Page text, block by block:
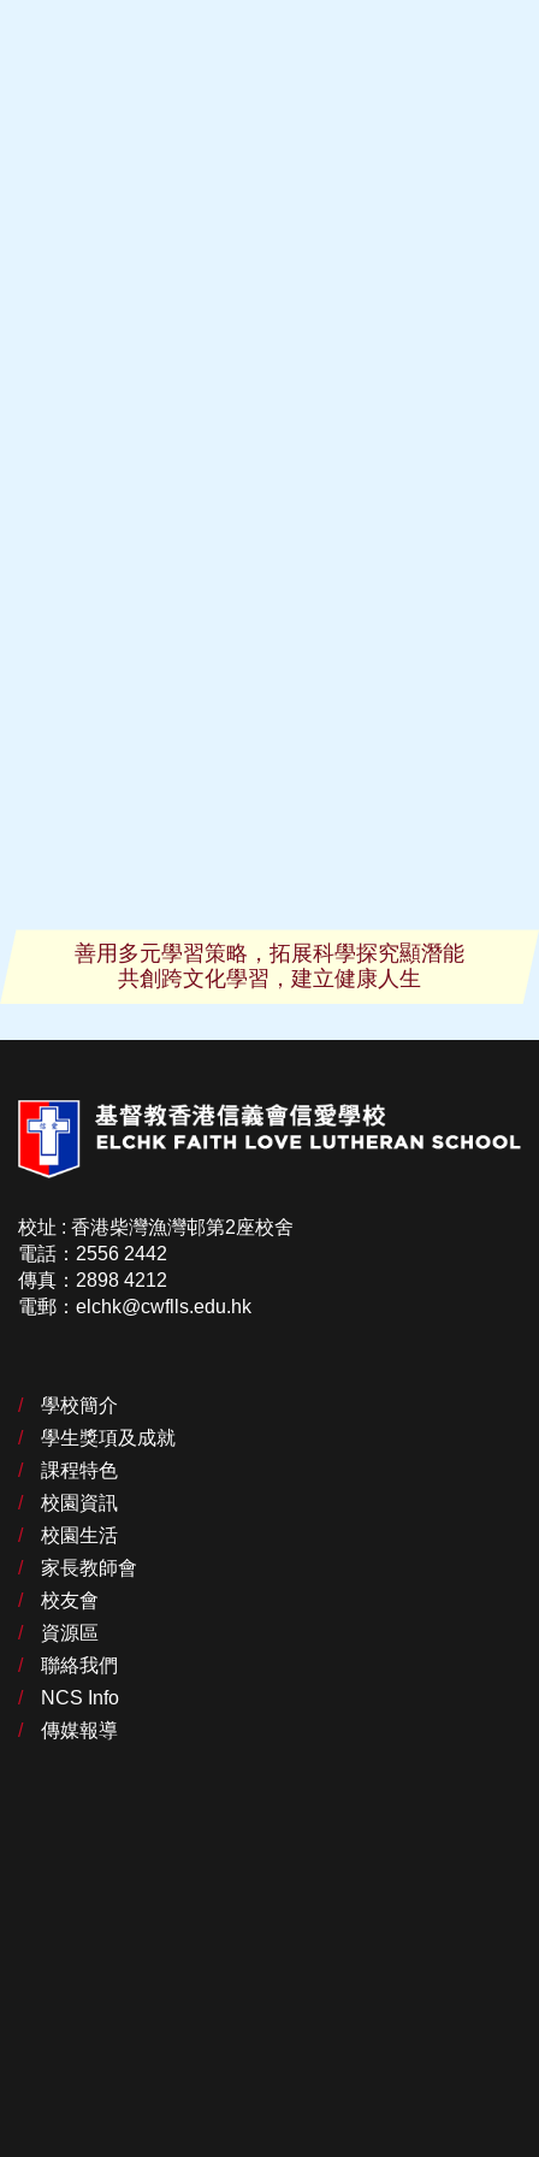
善用多元學習策略，拓展科學探究顯潛能
共創跨文化學習，建立健康人生
校址 : 香港柴灣漁灣邨第2座校舍
電話：2556 2442
傳真：2898 4212
電郵：elchk@cwflls.edu.hk
學校簡介
學生獎項及成就
課程特色
校園資訊
校園生活
家長教師會
校友會
資源區
聯絡我們
NCS Info
傳媒報導